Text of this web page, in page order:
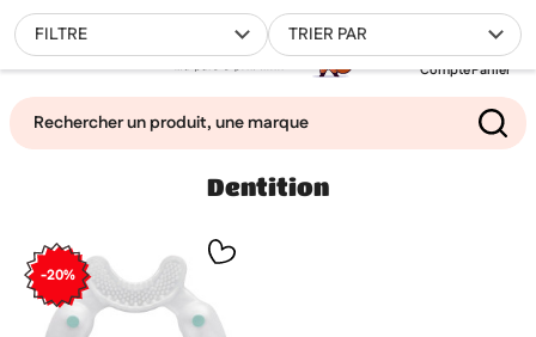
Compte
0
Panier
Filtrer
TRIER PAR
FILTRE
Dentition
-20%